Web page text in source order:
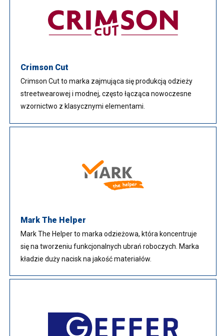
Crimson Cut
Crimson Cut to marka zajmująca się produkcją odzieży
streetwearowej i modnej, często łącząca nowoczesne
wzornictwo z klasycznymi elementami.
Mark The Helper
Mark The Helper to marka odzieżowa, która koncentruje
się na tworzeniu funkcjonalnych ubrań roboczych. Marka
kładzie duży nacisk na jakość materiałów.